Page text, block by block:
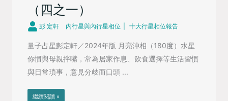
（四之一）
彭 定軒 內行星與內行星相位 十大行星相位報告
量子占星彭定軒／2024年版 月亮沖相（180度）水星
你慣與母親拌嘴，常為居家作息、飲食選擇等生活習慣
與日常瑣事，意見分歧而口頭 ...
繼續閱讀 »